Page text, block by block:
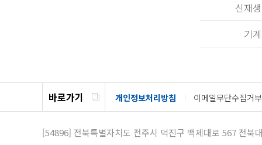
신재
기
바로가기 개인정보처리방침 이메일무단수집거부
[54896] 전북특별자치도 전주시 덕진구 백제대로 567 전북